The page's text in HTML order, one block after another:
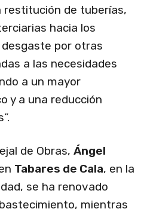
restitución de tuberías,
hacia los
por otras
a las necesidades
a un mayor
y a una reducción
de Obras, Ángel
Tabares de Cala, en la
se ha renovado
mientras